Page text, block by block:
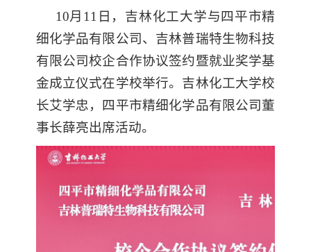
10月11日，吉林化工大学与四平市精
细化学品有限公司、吉林普瑞特生物科技
有限公司校企合作协议签约暨就业奖学基
金成立仪式在学校举行。吉林化工大学校
长艾学忠，四平市精细化学品有限公司董
事长薛亮出席活动。